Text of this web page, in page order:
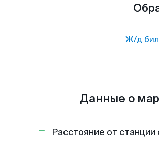
Ж/д
Данные о
Расстояние от